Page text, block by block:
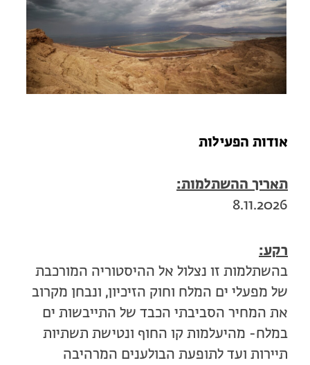
הזמינו פעילויות וטיולים מודרכים
בתי ספר שדה
טיולים למבוגרים: ארץ אהבתי
מחנות קיץ
המגזין – כל מה שקורה בטבע
מחנות קיץ
אודות הפעילות
תאריך ההשתלמות:
8.11.2026
רקע:
בהשתלמות זו נצלול אל ההיסטוריה המורכבת
של מפעלי ים המלח וחוק הזיכיון, ונבחן מקרוב
את המחיר הסביבתי הכבד של התייבשות ים
במלח- מהיעלמות קו החוף ונטישת תשתיות
תיירות ועד לתופעת הבולענים המרהיבה